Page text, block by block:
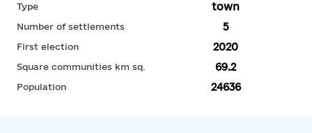
Type town
Number of settlements 5
First election 2020
Square communities km sq. 69.2
Population 24636